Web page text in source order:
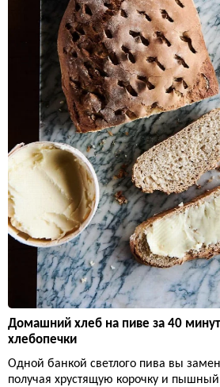
Домашний хлеб на пиве за 40
хлебопечки
Одной банкой светлого пива вы
получая хрустящую корочку и